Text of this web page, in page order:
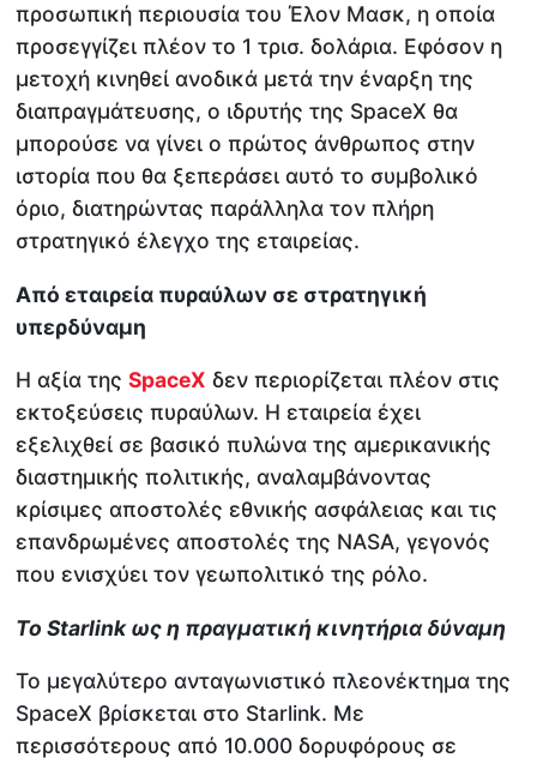
προσωπική περιουσία του Έλον Μασκ, η οποία
προσεγγίζει πλέον το 1 τρισ. δολάρια. Εφόσον η
μετοχή κινηθεί ανοδικά μετά την έναρξη της
διαπραγμάτευσης, ο ιδρυτής της SpaceX θα
μπορούσε να γίνει ο πρώτος άνθρωπος στην
ιστορία που θα ξεπεράσει αυτό το συμβολικό
όριο, διατηρώντας παράλληλα τον πλήρη
στρατηγικό έλεγχο της εταιρείας.
Από εταιρεία πυραύλων σε στρατηγική
υπερδύναμη
Η αξία τηςSpaceX δεν περιορίζεται πλέον στις
εκτοξεύσεις πυραύλων. Η εταιρεία έχει
εξελιχθεί σε βασικό πυλώνα της αμερικανικής
διαστημικής πολιτικής, αναλαμβάνοντας
κρίσιμες αποστολές εθνικής ασφάλειας και τις
επανδρωμένες αποστολές της NASA, γεγονός
που ενισχύει τον γεωπολιτικό της ρόλο.
Το Starlink ως η πραγματική κινητήρια δύναμη
Το μεγαλύτερο ανταγωνιστικό πλεονέκτημα της
SpaceX βρίσκεται στο Starlink. Με
περισσότερους από 10.000 δορυφόρους σε